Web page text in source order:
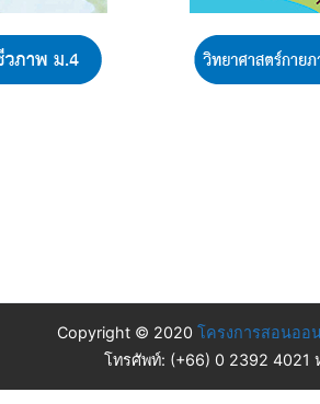
Copyright © 2020 โครงการสอนออ
โทรศัพท์: (+66) 0 2392 4021